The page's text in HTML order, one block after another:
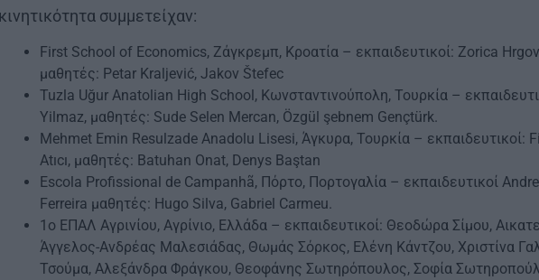
συμμετείχαν:
First School of Economics, Ζάγκρεμπ, Κροατία – εκπαιδευτικοί: Zorica
μαθητές: Petar Kraljević, Jakov Štefec
Tuzla Uğur Anatolian High School, Κωνσταντινούπολη, Τουρκία –
Yilmaz, μαθητές: Sude Selen Mercan, Özgül şebnem Gençtürk.
Mehmet Emin Resulzade Anadolu Lisesi, Άγκυρα, Τουρκία – εκπαιδευτικοί:
Atıcı, μαθητές: Batuhan Onat, Denys Baştan
Escola Profissional de Campanhã, Πόρτο, Πορτογαλία – εκπαιδευτικοί
Ferreira μαθητές: Hugo Silva, Gabriel Carmeu.
1o ΕΠΑΛ Αγρινίου, Αγρίνιο, Ελλάδα – εκπαιδευτικοί: Θεοδώρα Σίμου,
Άγγελος-Ανδρέας Μαλεσιάδας, Θωμάς Σόρκος, Ελένη Κάντζου, Χριστίνα
Τσούμα, Αλεξάνδρα Φράγκου, Θεοφάνης Σωτηρόπουλος, Σοφία